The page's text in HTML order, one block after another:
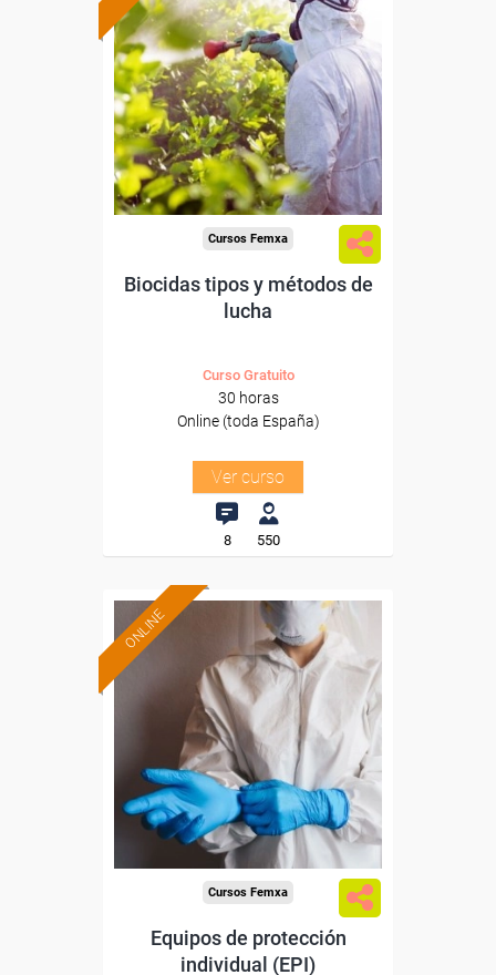
Formación 100%
subvencionada.
Para desempleados,
trabajadores y autónomos.
Sector
-Mediambiente.
Cursos Femxa
Biocidas tipos y métodos de
lucha
Curso Gratuito
30 horas
Online (toda España)
Ver curso
8 550
ONLINE
Formación 100%
subvencionada.
Para desempleados,
trabajadores y autónomos.
Sector
-Mediambiente.
Cursos Femxa
Equipos de protección
individual (EPI)